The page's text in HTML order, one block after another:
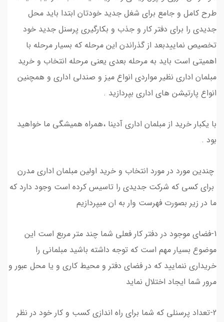
طرح کامل و جامع برای شغل جدید خودتان ابتدا باید محل
جدیدی را برای دفتر کار و جذب و بکارگیری پرسنل جدید خود
تخصیص نماییدبعد از گذراندن این مرحله که بسیار مرحله با
اهمیتی است باید به مرحله بعدی یعنی مرحله انتخاب و خرید
مبلمان اداری نظیر مواردی انواع میز و صندلی اداری و همچنین
انواع پارتیشن های اداری بپردازید .
با یکبار خرید از مبلمان اداری آدینا ،همراه همیشگی ما خواهید
بود .
چندین مورد در مورد انتخاب و خرید اولین مبلمان اداری مدرن
برای کسی که شرکت جدیدی را تاسیس کرده است وجود دارد که
ما در زیر بصورت فهرست وار به ان میپردازیم
1-فضای موجود در دفتر کار فعلی شما چند متر مربع است این
موضوع بسیار مهم است که توجه داشته باشید مبلمانی را
خریداری ننمایید که در فضای دفتر و محیط کاری و یا محل عبور و
مرور شما ایجاد اختلال نماید
2-تعداد پرسنلی که شما برای راه اندازی کسب و کار خود در نظر